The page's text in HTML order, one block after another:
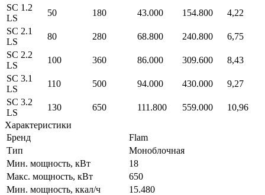
SC 1.2
LS
50 180 43.000 154.800
4,22
SC 2.1
LS
80 280 68.800 240.800
6,75
SC 2.2
LS
100 360 86.000 309.600
8,43
SC 3.1
LS
110 500 94.000 430.000
9,27
SC 3.2
LS
130 650 111.800 559.000
10,96
Характеристики
Бренд
Flam
Тип
Моноблочная
Мин. мощность, кВт
18
Макс. мощность, кВт
650
Мин. мощность, ккал/ч
15.480